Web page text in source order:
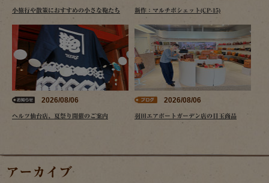
小旅行や散策におすすめの小さな鞄たち 新作：マルチポシェット(CP-15)
2026/08/06
ヘルツ仙台店、夏祭り開催のご案内
2026/08/06
羽田エアポートガーデン店の目玉商品
アーカイブ